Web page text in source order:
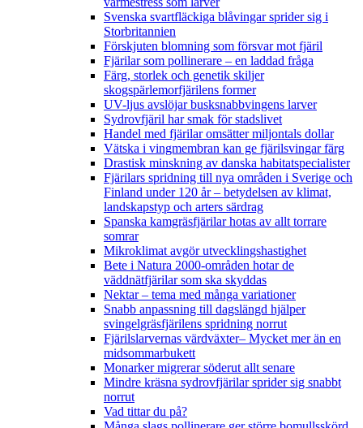
Svenska svartfläckiga blåvingar sprider sig i
Storbritannien
Förskjuten blomning som försvar mot fjäril
Fjärilar som pollinerare – en laddad fråga
Färg, storlek och genetik skiljer
skogspärlemorfjärilens former
UV-ljus avslöjar busksnabbvingens larver
Sydrovfjäril har smak för stadslivet
Handel med fjärilar omsätter miljontals dollar
Vätska i vingmembran kan ge fjärilsvingar färg
Drastisk minskning av danska habitatspecialister
Fjärilars spridning till nya områden i Sverige och
Finland under 120 år– betydelsen av klimat,
landskapstyp och arters särdrag
Spanska kamgräsfjärilar hotas av allt torrare
somrar
Mikroklimat avgör utvecklingshastighet
Bete i Natura 2000-områden hotar de
väddnätfjärilar som ska skyddas
Nektar – tema med många variationer
Snabb anpassning till dagslängd hjälper
svingelgräsfjärilens spridning norrut
Fjärilslarvernas värdväxter– Mycket mer än en
midsommarbukett
Monarker migrerar söderut allt senare
Mindre kräsna sydrovfjärilar sprider sig snabbt
norrut
Vad tittar du på?